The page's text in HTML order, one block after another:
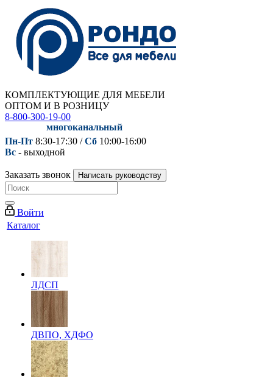
КОМПЛЕКТУЮЩИЕ ДЛЯ МЕБЕЛИ
ОПТОМ И В РОЗНИЦУ
8-800-300-19-00
многоканальный
Пн-Пт 8:30-17:30 /Сб 10:00-16:00
Вс - выходной
Заказать звонок Написать руководству
Войти
Каталог
ЛДСП
ДВПО, ХДФО